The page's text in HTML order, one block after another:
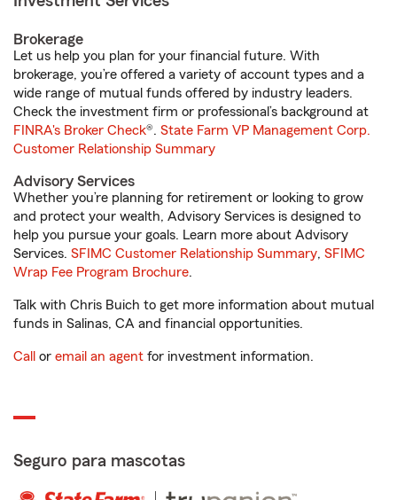
Brokerage
Let us help you plan for your financial future. With
brokerage, you’re offered a variety of account types and a
wide range of mutual funds offered by industry leaders.
Check the investment firm or professional’s background at
FINRA's Broker Check®. State Farm VP Management Corp.
Customer Relationship Summary
Advisory Services
Whether you’re planning for retirement or looking to grow
and protect your wealth, Advisory Services is designed to
help you pursue your goals. Learn more about Advisory
Services. SFIMC Customer Relationship Summary, SFIMC
Wrap Fee Program Brochure.
Talk with Chris Buich to get more information about mutual
funds in Salinas, CA and financial opportunities.
Call or email an agent for investment information.
Seguro para mascotas